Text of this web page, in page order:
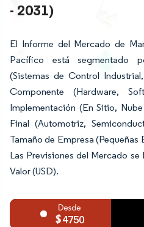
- 2031)
El Informe del Mercado de
Pacífico está segmentado
(Sistemas de Control
Componente (Hardware,
Implementación (En Sitio,
Final (Automotriz,
Tamaño de Empresa
Las Previsiones del Mercado
Valor (USD).
4750